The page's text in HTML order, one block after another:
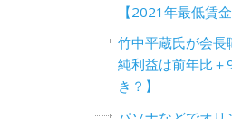
【2021年最低賃
竹中平蔵氏が会
純利益は前年比
き？】